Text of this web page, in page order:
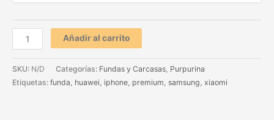
Añadir al carrito
SKU: N/D Categorías: Fundas y Carcasas, Purpurina
Etiquetas: funda, huawei, iphone, premium, samsung, xiaomi